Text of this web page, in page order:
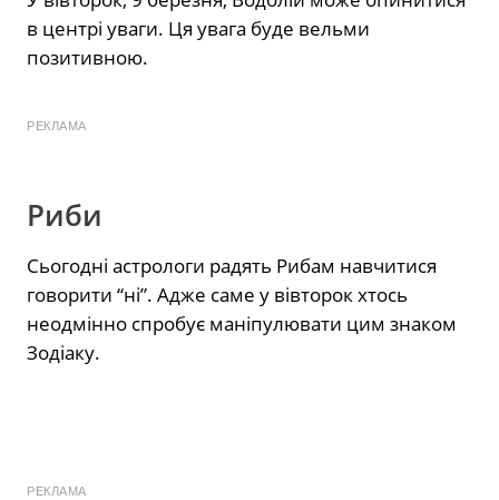
в центрі уваги. Ця увага буде вельми
позитивною.
РЕКЛАМА
Риби
Сьогодні астрологи радять Рибам навчитися
говорити “ні”. Адже саме у вівторок хтось
неодмінно спробує маніпулювати цим знаком
Зодіаку.
РЕКЛАМА